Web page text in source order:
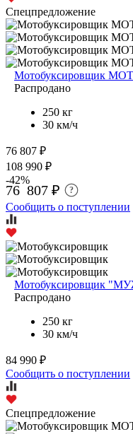
Спецпредложение
Мотобуксировщик
Распродано
250 кг
30 км/ч
76 807 ₽
108 990 ₽
-42%
76 807 ₽ ?
Сообщить о поступлении
Мотобуксировщик
Распродано
250 кг
30 км/ч
84 990 ₽
Сообщить о поступлении
Спецпредложение